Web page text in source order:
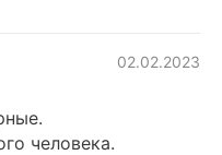
02.02.2023
человека.